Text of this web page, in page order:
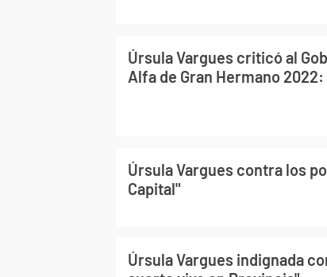
Úrsula Vargues criticó al
Alfa de Gran Hermano
Úrsula Vargues contra los
Capital"
Úrsula Vargues indignada